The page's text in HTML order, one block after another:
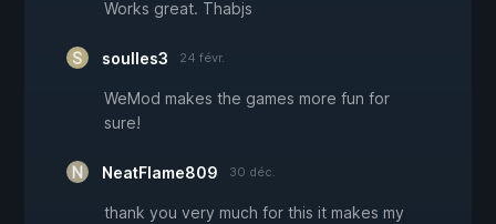
Works great. Thabjs
soulles3 24 févr.
WeMod makes the games more fun for
sure!
NeatFlame809 30 déc.
thank you very much for this it makes my